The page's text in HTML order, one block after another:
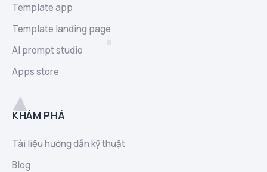
Template app
Template landing page
AI prompt studio
Apps store
KHÁM PHÁ
Tài liệu hướng dẫn kỹ thuật
Blog